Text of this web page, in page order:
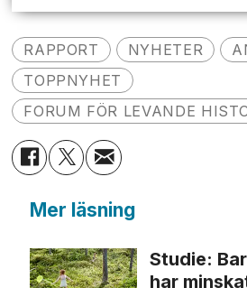
RAPPORT NYHETER
TOPPNYHET
FORUM FÖR LEVANDE
Mer läsning
Studie:
har